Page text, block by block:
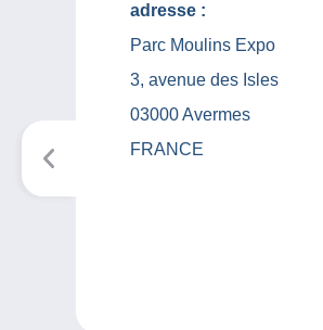
adresse :
Parc Moulins Expo
3, avenue des Isles
03000 Avermes
FRANCE